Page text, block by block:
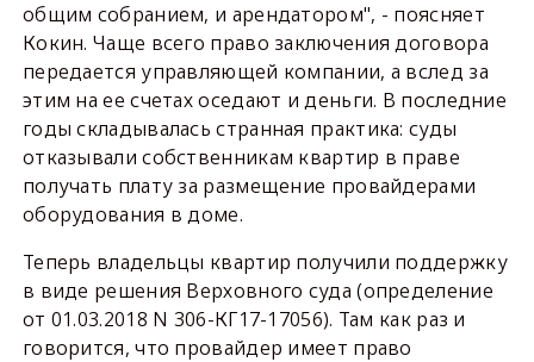
общим собранием, и арендатором", - поясняет
Кокин. Чаще всего право заключения договора
передается управляющей компании, а вслед за
этим на ее счетах оседают и деньги. В последние
годы складывалась странная практика: суды
отказывали собственникам квартир в праве
получать плату за размещение провайдерами
оборудования в доме.
Теперь владельцы квартир получили поддержку
в виде решения Верховного суда (определение
от 01.03.2018 N 306-КГ17-17056). Там как раз и
говорится, что провайдер имеет право